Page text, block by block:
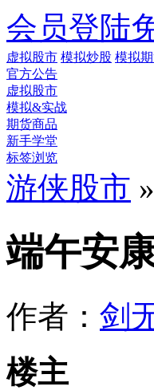
会员登陆
虚拟股市 模拟炒股 模拟
官方公告
虚拟股市
模拟&实战
期货商品
新手学堂
标签浏览
游侠股市 »
端午安
作者： 剑
楼主